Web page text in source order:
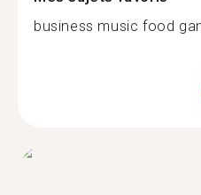
business music food